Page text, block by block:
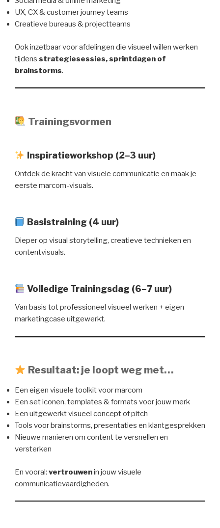
UX, CX & customer journey teams
Creatieve bureaus & projectteams
Ook inzetbaar voor afdelingen die visueel willen werken
tijdens strategiesessies, sprintdagen of
brainstorms.
Trainingsvormen
Inspiratieworkshop (2–3 uur)
Ontdek de kracht van visuele communicatie en maak je
eerste marcom-visuals.
Basistraining (4 uur)
Dieper op visual storytelling, creatieve technieken en
contentvisuals.
Volledige Trainingsdag (6–7 uur)
Van basis tot professioneel visueel werken + eigen
marketingcase uitgewerkt.
Resultaat: je loopt weg met…
Een eigen visuele toolkit voor marcom
Een set iconen, templates & formats voor jouw merk
Een uitgewerkt visueel concept of pitch
Tools voor brainstorms, presentaties en klantgesprekken
Nieuwe manieren om content te versnellen en
versterken
En vooral: vertrouwenin jouw visuele
communicatievaardigheden.